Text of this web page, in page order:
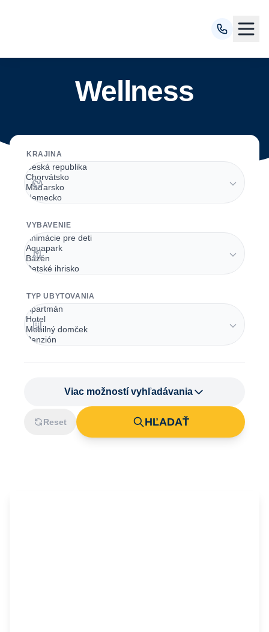
Wellness
KRAJINA
VYBAVENIE
TYP UBYTOVANIA
Viac možností vyhľadávania
Reset HĽADAŤ